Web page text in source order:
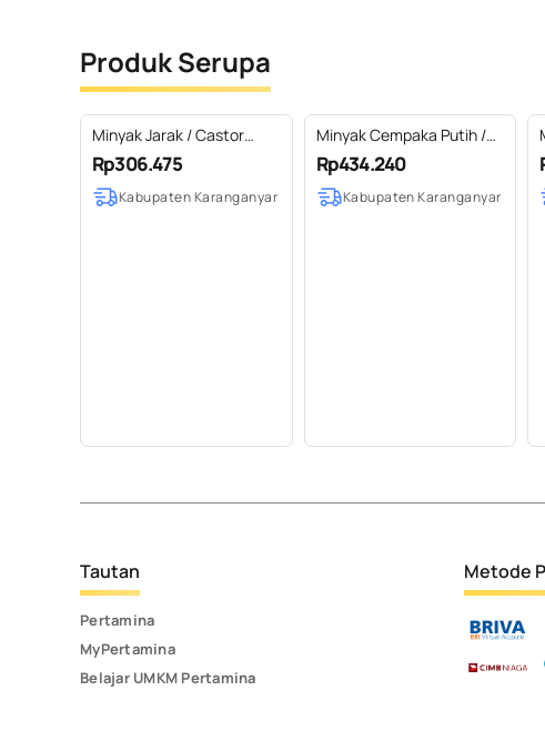
Produk Serupa
Minyak Jarak / Castor
Carrier Oil Pure 100% (1-5
L)
Rp306.475
Kabupaten Karanganyar
Minyak Cempaka Putih /
Magnolia Essential Oil
100% Pure (2-100 ml)
Rp434.240
Kabupaten Karanganyar
Tautan
Pertamina
MyPertamina
Belajar UMKM Pertamina
Metode